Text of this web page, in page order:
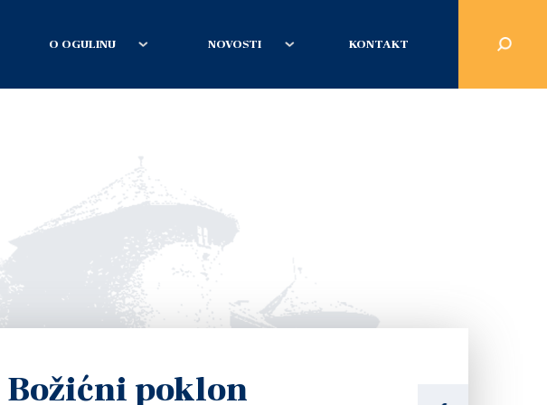
O OGULINU NOVOSTI KONTAKT
poklon